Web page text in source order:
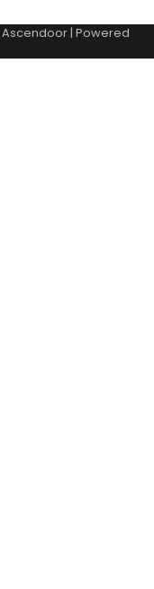
Ascendoor| Powered